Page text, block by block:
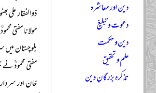
ذوالفقار علی
مولانا مفتی
بلوچستان
مفتی محمودؒ
خان اور
دین اور معاشرہ
دعوت و تبلیغ
دین و حکمت
علم و تحقیق
تذکرہ بزرگانِ دین